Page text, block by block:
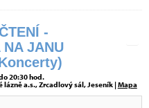
-
NA JANU
20:30 hod.
lázně a.s., Zrcadlový sál, Jeseník |Mapa